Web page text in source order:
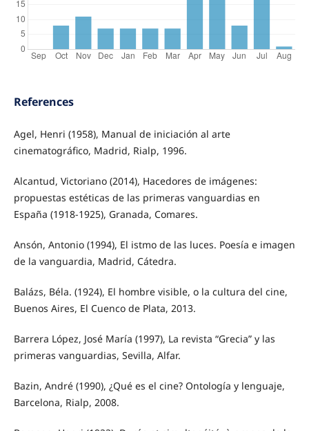
References
Agel, Henri (1958), Manual de iniciación al arte
cinematográfico, Madrid, Rialp, 1996.
Alcantud, Victoriano (2014), Hacedores de imágenes:
propuestas estéticas de las primeras vanguardias en
España (1918-1925), Granada, Comares.
Ansón, Antonio (1994), El istmo de las luces. Poesía e imagen
de la vanguardia, Madrid, Cátedra.
Balázs, Béla. (1924), El hombre visible, o la cultura del cine,
Buenos Aires, El Cuenco de Plata, 2013.
Barrera López, José María (1997), La revista “Grecia” y las
primeras vanguardias, Sevilla, Alfar.
Bazin, André (1990), ¿Qué es el cine? Ontología y lenguaje,
Barcelona, Rialp, 2008.